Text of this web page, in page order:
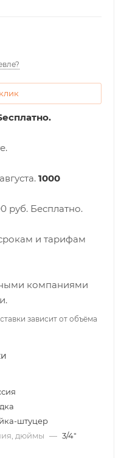
1000
руб. Бесплатно.
и тарифам
компаниями
зависит от объёма
штуцер
дюймы — 3/4"